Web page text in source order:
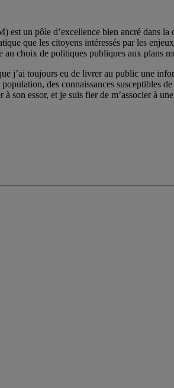
est un pôle d’excellence bien ancré dans
que les citoyens intéressés par les
choix de politiques publiques aux plans
j’ai toujours eu de livrer au public une
des connaissances
son essor, et je suis fier de m’associer à